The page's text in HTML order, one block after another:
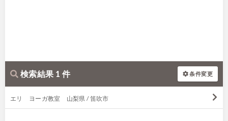
検索結果 1 件 条件変更
エリ ヨーガ教室 山梨県 / 笛吹市